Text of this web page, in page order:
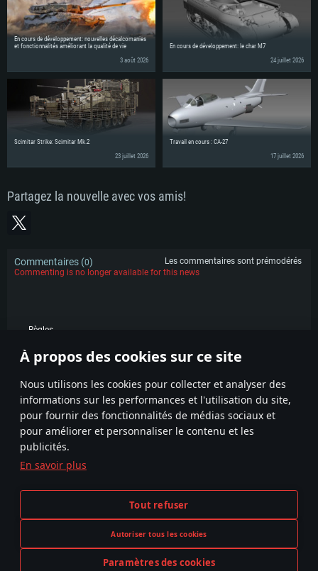
À propos des cookies sur ce site
Nous utilisons les cookies pour collecter et analyser des
informations sur les performances et l'utilisation du site,
pour fournir des fonctionnalités de médias sociaux et
pour améliorer et personnaliser le contenu et les
publicités.
En savoir plus
Tout refuser
Autoriser tous les cookies
Paramètres des cookies
En cours de développement: nouvelles décalcomanies
et fonctionnalités améliorant la qualité de vie
3 août 2026
En cours de développement: le char M7
24 juillet 2026
Scimitar Strike: Scimitar Mk.2
23 juillet 2026
Travail en cours : CA-27
17 juillet 2026
Partagez la nouvelle avec vos amis!
Commentaires (0)
Les commentaires sont prémodérés
Commenting is no longer available for this news
Règles
POPULAIRE
Termes et conditions
Politique de confidentialité
Paramètres relatifs aux cookies